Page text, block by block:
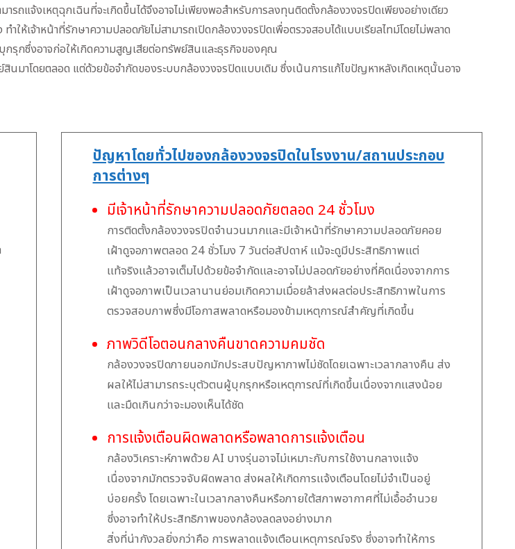
ถแจ้งเหตุฉุกเฉินที่จะเกิดขึ้นได้จึงอาจไม่เพียงพอสำหรับการลงทุนติดตั้งกล้องวงจรปิดเพียงอย่างเดียว
ห้เจ้าหน้าที่รักษาความปลอดภัยไม่สามารถเปิดกล้องวงจรปิดเพื่อตรวจสอบได้แบบเรียลไทม์โดยไม่พลาด
กรุกซึ่งอาจก่อให้เกิดความสูญเสียต่อทรัพย์สินและธุรกิจของคุณ
มาโดยตลอด แต่ด้วยข้อจำกัดของระบบกล้องวงจรปิดแบบเดิม ซึ่งเน้นการแก้ไขปัญหาหลังเกิดเหตุนั้นอาจ
ปัญหาโดยทั่วไปของกล้องวงจรปิดในโรงงาน/สถานประกอบ
การต่างๆ
มีเจ้าหน้าที่รักษาความปลอดภัยตลอด 24 ชั่วโมง
การติดตั้งกล้องวงจรปิดจำนวนมากและมีเจ้าหน้าที่รักษาความปลอดภัยคอย
เฝ้าดูจอภาพตลอด 24 ชั่วโมง 7 วันต่อสัปดาห์ แม้จะดูมีประสิทธิภาพแต่
แท้จริงแล้วอาจเต็มไปด้วยข้อจำกัดและอาจไม่ปลอดภัยอย่างที่คิดเนื่องจากการ
เฝ้าดูจอภาพเป็นเวลานานย่อมเกิดความเมื่อยล้าส่งผลต่อประสิทธิภาพในการ
ตรวจสอบภาพซึ่งมีโอกาสพลาดหรือมองข้ามเหตุการณ์สำคัญที่เกิดขึ้น
ภาพวิดีโอตอนกลางคืนขาดความคมชัด
กล้องวงจรปิดภายนอกมักประสบปัญหาภาพไม่ชัดโดยเฉพาะเวลากลางคืน ส่ง
ผลให้ไม่สามารถระบุตัวตนผู้บุกรุกหรือเหตุการณ์ที่เกิดขึ้นเนื่องจากแสงน้อย
และมืดเกินกว่าจะมองเห็นได้ชัด
การแจ้งเตือนผิดพลาดหรือพลาดการแจ้งเตือน
กล้องวิเคราะห์ภาพด้วย AI บางรุ่นอาจไม่เหมาะกับการใช้งานกลางแจ้ง
เนื่องจากมักตรวจจับผิดพลาด ส่งผลให้เกิดการแจ้งเตือนโดยไม่จำเป็นอยู่
บ่อยครั้ง โดยเฉพาะในเวลากลางคืนหรือภายใต้สภาพอากาศที่ไม่เอื้ออำนวย
ซึ่งอาจทำให้ประสิทธิภาพของกล้องลดลงอย่างมาก
สิ่งที่น่ากังวลยิ่งกว่าคือ การพลาดแจ้งเตือนเหตุการณ์จริง ซึ่งอาจทำให้การ